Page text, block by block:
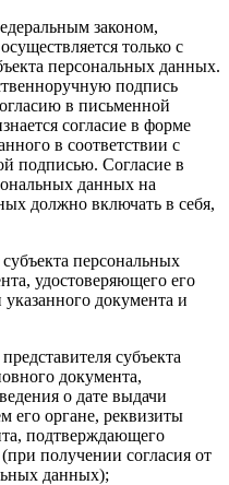
законом,
только с
персональных данных.
подпись
в письменной
согласие в форме
в соответствии с
подписью. Согласие в
данных на
должно включать в себя,
персональных
удостоверяющего его
документа и
субъекта
документа,
о дате выдачи
его органе, реквизиты
подтверждающего
получении согласия от
данных);